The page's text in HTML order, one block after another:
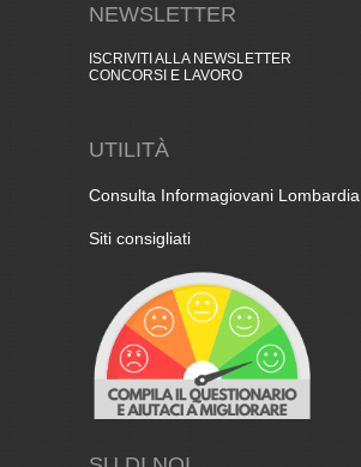
NEWSLETTER
ISCRIVITI ALLA NEWSLETTER
CONCORSI E LAVORO
UTILITÀ
Consulta Informagiovani Lombardia
Siti consigliati